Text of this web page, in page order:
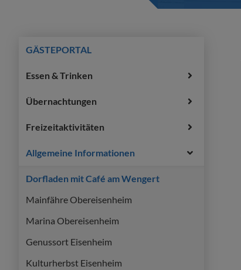
GÄSTEPORTAL
Essen & Trinken
Übernachtungen
Freizeitaktivitäten
Allgemeine Informationen
Dorfladen mit Café am Wengert
Mainfähre Obereisenheim
Marina Obereisenheim
Genussort Eisenheim
Kulturherbst Eisenheim